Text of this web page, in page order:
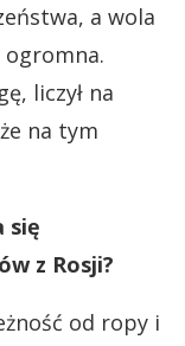
a wola
liczył na
na tym
się
z Rosji?
od ropy i